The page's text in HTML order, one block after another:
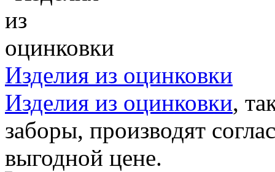
Изделия из оцинковки
Изделия из оцинковки,
заборы, производят
выгодной цене.